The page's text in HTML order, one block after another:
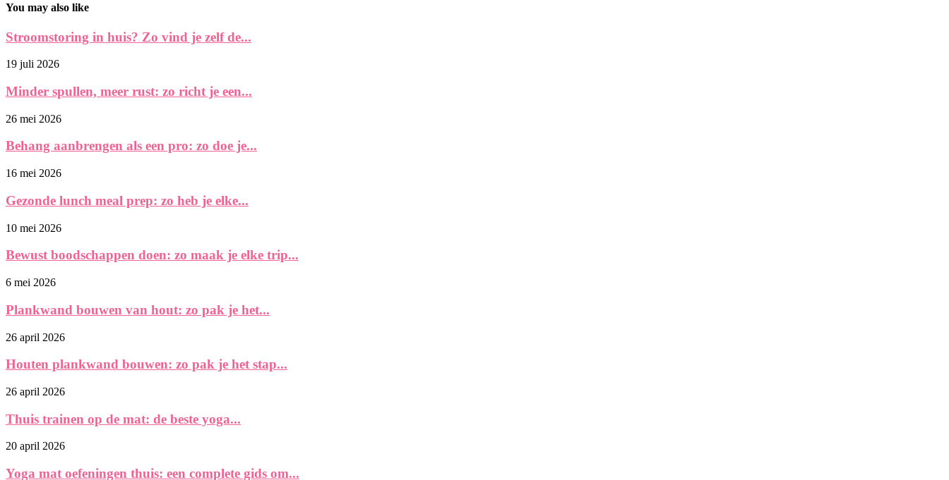
You may also like
Stroomstoring in huis? Zo vind je zelf de...
19 juli 2026
Minder spullen, meer rust: zo richt je een...
26 mei 2026
Behang aanbrengen als een pro: zo doe je...
16 mei 2026
Gezonde lunch meal prep: zo heb je elke...
10 mei 2026
Bewust boodschappen doen: zo maak je elke trip...
6 mei 2026
Plankwand bouwen van hout: zo pak je het...
26 april 2026
Houten plankwand bouwen: zo pak je het stap...
26 april 2026
Thuis trainen op de mat: de beste yoga...
20 april 2026
Yoga mat oefeningen thuis: een complete gids om...